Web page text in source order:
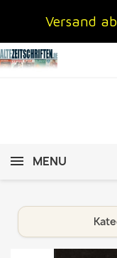
Versand
MENU